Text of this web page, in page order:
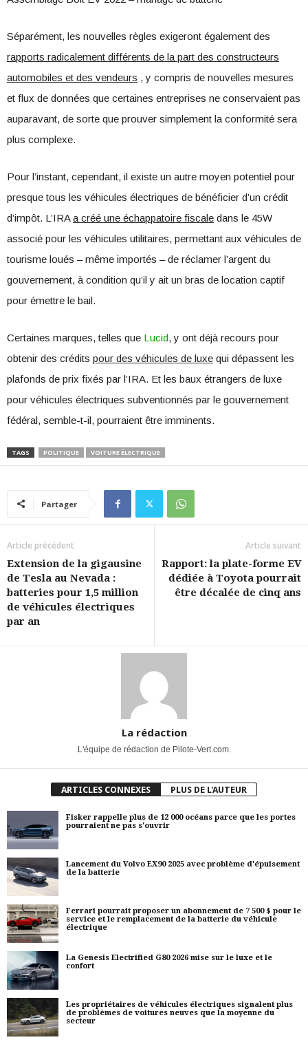
Séparément, les nouvelles règles exigeront également des
rapports radicalement différents de la part des constructeurs
automobiles et des vendeurs , y compris de nouvelles mesures
et flux de données que certaines entreprises ne conservaient pas
auparavant, de sorte que prouver simplement la conformité sera
plus complexe.
Pour l’instant, cependant, il existe un autre moyen potentiel pour
presque tous les véhicules électriques de bénéficier d’un crédit
d’impôt. L’IRAa créé une échappatoire fiscale dans le 45W
associé pour les véhicules utilitaires, permettant aux véhicules de
tourisme loués – même importés – de réclamer l’argent du
gouvernement, à condition qu’il y ait un bras de location captif
pour émettre le bail.
Certaines marques, telles que Lucid, y ont déjà recours pour
obtenir des crédits pour des véhicules de luxe qui dépassent les
plafonds de prix fixés par l’IRA. Et les baux étrangers de luxe
pour véhicules électriques subventionnés par le gouvernement
fédéral, semble-t-il, pourraient être imminents.
TAGS POLITIQUE VOITURE ÉLECTRIQUE
Partager
Article précédent
Extension de la gigausine
de Tesla au Nevada :
batteries pour 1,5 million
de véhicules électriques
par an
Article suivant
Rapport: la plate-forme EV
dédiée à Toyota pourrait
être décalée de cinq ans
La rédaction
L'équipe de rédaction de Pilote-Vert.com.
ARTICLES CONNEXES PLUS DE L'AUTEUR
Fisker rappelle plus de 12 000 océans parce que les portes
pourraient ne pas s'ouvrir
Lancement du Volvo EX90 2025 avec problème d'épuisement
de la batterie
Ferrari pourrait proposer un abonnement de 7 500 $ pour le
service et le remplacement de la batterie du véhicule
électrique
La Genesis Electrified G80 2026 mise sur le luxe et le
confort
Les propriétaires de véhicules électriques signalent plus
de problèmes de voitures neuves que la moyenne du
secteur